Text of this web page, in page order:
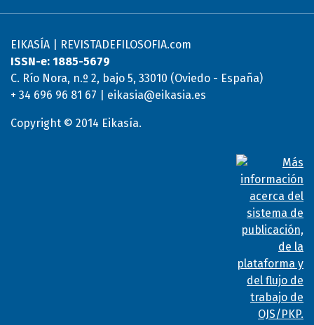
EIKASÍA | REVISTADEFILOSOFIA.com
ISSN-e: 1885-5679
C. Río Nora, n.º 2, bajo 5, 33010 (Oviedo - España)
+ 34 696 96 81 67 | eikasia@eikasia.es
Copyright © 2014 Eikasía.